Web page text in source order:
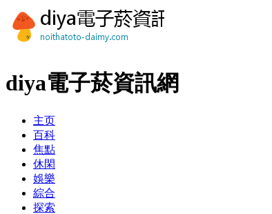
diya電子菸資訊網
主页
百科
焦點
休閑
娛樂
綜合
探索